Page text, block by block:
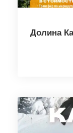
Долина